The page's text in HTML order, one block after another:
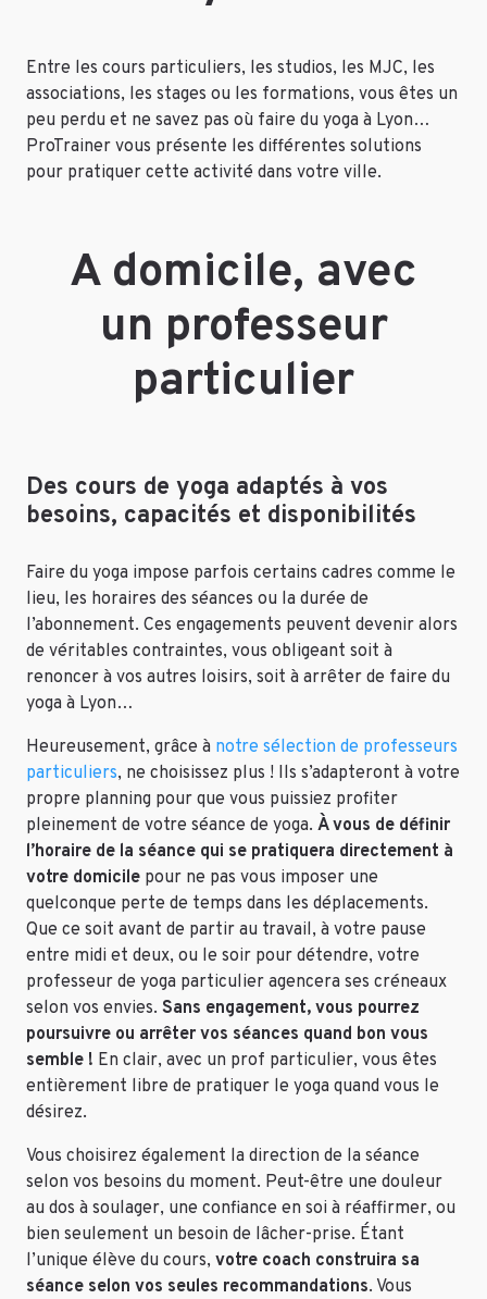
Entre les cours particuliers, les studios, les MJC, les
associations, les stages ou les formations, vous êtes un
peu perdu et ne savez pas où faire du yoga à Lyon…
ProTrainer vous présente les différentes solutions
pour pratiquer cette activité dans votre ville.
A domicile, avec
un professeur
particulier
Des cours de yoga adaptés à vos
besoins, capacités et disponibilités
Faire du yoga impose parfois certains cadres comme le
lieu, les horaires des séances ou la durée de
l’abonnement. Ces engagements peuvent devenir alors
de véritables contraintes, vous obligeant soit à
renoncer à vos autres loisirs, soit à arrêter de faire du
yoga à Lyon…
Heureusement, grâce à notre sélection de professeurs
particuliers, ne choisissez plus ! Ils s’adapteront à votre
propre planning pour que vous puissiez profiter
pleinement de votre séance de yoga. À vous de définir
l’horaire de la séance qui se pratiquera directement à
votre domicile pour ne pas vous imposer une
quelconque perte de temps dans les déplacements.
Que ce soit avant de partir au travail, à votre pause
entre midi et deux, ou le soir pour détendre, votre
professeur de yoga particulier agencera ses créneaux
selon vos envies. Sans engagement, vous pourrez
poursuivre ou arrêter vos séances quand bon vous
semble ! En clair, avec un prof particulier, vous êtes
entièrement libre de pratiquer le yoga quand vous le
désirez.
Vous choisirez également la direction de la séance
selon vos besoins du moment. Peut-être une douleur
au dos à soulager, une confiance en soi à réaffirmer, ou
bien seulement un besoin de lâcher-prise. Étant
l’unique élève du cours, votre coach construira sa
séance selon vos seules recommandations. Vous